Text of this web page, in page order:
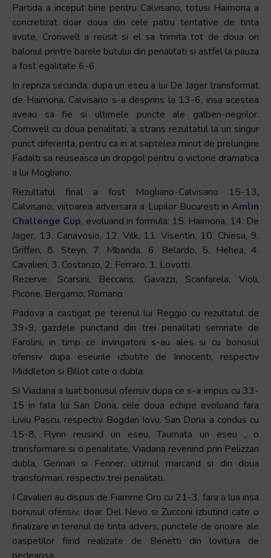
Partida a inceput bine pentru Calvisano, totusi Haimona a
concretizat doar doua din cele patru tentative de tinta
avute, Cronwell a reusit si el sa trimita tot de doua ori
balonul printre barele butului din penalitati si astfel la pauza
a fost egalitate 6-6.
In repriza secunda, dupa un eseu a lui De Jager transformat
de Haimona, Calvisano s-a desprins la 13-6, insa acestea
aveau sa fie si ultimele puncte ale galben-negrilor.
Cornwell cu doua penalitati, a strans rezultatul la un singur
punct diferenta, pentru ca in al saptelea minut de prelungire
Fadalti sa reuseasca un dropgol pentru o victorie dramatica
a lui Mogliano.
Rezultatul final a fost Mogliano-Calvisano 15-13,
Calvisano, viitoarea adversara a Lupilor Bucuresti in Amlin
Challenge Cup, evoluand in formula: 15. Haimona, 14. De
Jager, 13. Canavosio, 12. Vilk, 11. Visentin, 10. Chiesa, 9.
Griffen, 8. Steyn, 7. Mbanda, 6. Belardo, 5. Hehea, 4.
Cavalieri, 3. Costanzo, 2. Ferraro, 1. Lovotti
Rezerve: Scarsini, Beccaris, Gavazzi, Scanfarela, Violi,
Picone, Bergamo, Romano
Padova a castigat pe terenul lui Reggio cu rezultatul de
39-9, gazdele punctand din trei penalitati semnate de
Farolini, in timp ce invingatorii s-au ales si cu bonusul
ofensiv dupa eseurile izbutite de Innocenti, respectiv
Middleton si Billot cate o dubla.
Si Viadana a luat bonusul ofensiv dupa ce s-a impus cu 33-
15 in fata lui San Dona, cele doua echipe evoluand fara
Liviu Pascu, respectiv Bogdan Iovu. San Dona a condus cu
15-8, Flynn reusind un eseu, Taumata un eseu , o
transformare si o penalitate, Viadana revenind prin Pelizzari
dubla, Gennari si Fenner, ultimul marcand si din doua
transformari, respectiv trei penalitati.
I Cavalieri au dispus de Fiamme Oro cu 21-3, fara a lua insa
bonusul ofensiv, doar Del Nevo si Zucconi izbutind cate o
finalizare in terenul de tinta advers, punctele de onoare ale
oaspetilor fiind realizate de Benetti din lovitura de